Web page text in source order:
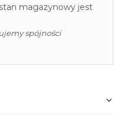
magazynowy jest
spójności